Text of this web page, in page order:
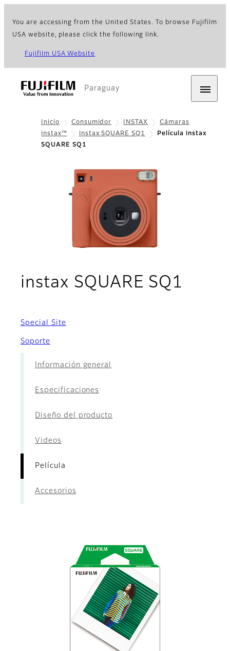
You are accessing from the United States. To browse Fujifilm
USA website, please click the following link.
Fujifilm USA Website
Paraguay
Inicio Consumidor INSTAX
Cámaras
instax™
instax SQUARE SQ1
Película instax
SQUARE SQ1
instax SQUARE SQ1
Special Site
Soporte
Información general
Especificaciones
Diseño del producto
Videos
Película
Accesorios